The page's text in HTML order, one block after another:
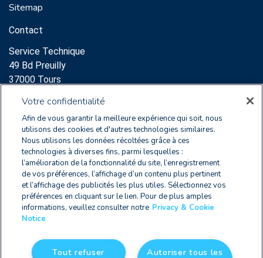
Sitemap
Contact
Service Technique
49 Bd Preuilly
37000 Tours
clearnoxsupport@wolterskluwer.com
+33 2 47 60 65 96
Service Commercial
64 Rue des Archives
75003 Paris
+33 2 47 60 65 96
FR 2579 9178 8010 0012
Votre confidentialité
Afin de vous garantir la meilleure expérience qui soit, nous
utilisons des cookies et d'autres technologies similaires.
Nous utilisons les données récoltées grâce à ces
technologies à diverses fins, parmi lesquelles :
l’amélioration de la fonctionnalité du site, l’enregistrement
de vos préférences, l’affichage d’un contenu plus pertinent
et l’affichage des publicités les plus utiles. Sélectionnez vos
préférences en cliquant sur le lien. Pour de plus amples
informations, veuillez consulter notre Privacy & Cookie
Notice
Autoriser tous les
Tout refuser